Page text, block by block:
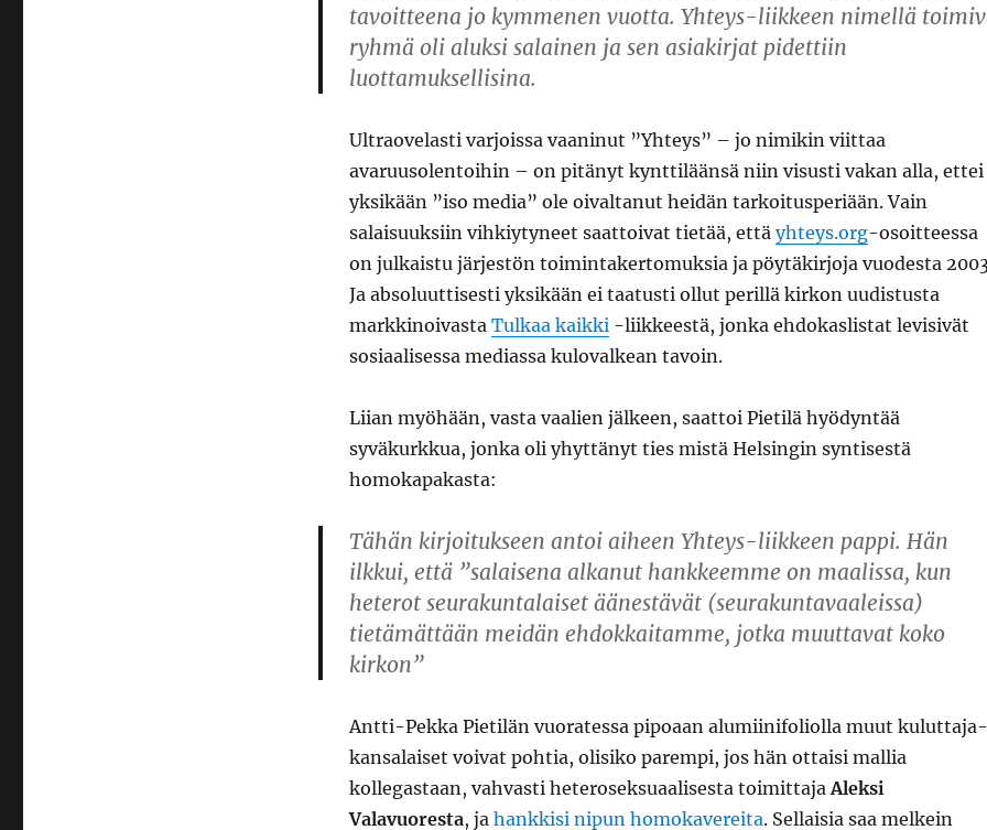
tavoitteena jo kymmenen vuotta. Yhteys-liikkeen nimellä
ryhmä oli aluksi salainen ja sen asiakirjat pidettiin
luottamuksellisina.
Ultraovelasti varjoissa vaaninut ”Yhteys” – jo nimikin viittaa
avaruusolentoihin – on pitänyt kynttiläänsä niin visusti vakan alla, ettei
yksikään ”iso media” ole oivaltanut heidän tarkoitusperiään. Vain
salaisuuksiin vihkiytyneet saattoivat tietää, että yhteys.org-osoitteessa
on julkaistu järjestön toimintakertomuksia ja pöytäkirjoja vuodesta
Ja absoluuttisesti yksikään ei taatusti ollut perillä kirkon uudistusta
markkinoivasta Tulkaa kaikki-liikkeestä, jonka ehdokaslistat levisivät
sosiaalisessa mediassa kulovalkean tavoin.
Liian myöhään, vasta vaalien jälkeen, saattoi Pietilä hyödyntää
syväkurkkua, jonka oli yhyttänyt ties mistä Helsingin syntisestä
homokapakasta:
Tähän kirjoitukseen antoi aiheen Yhteys-liikkeen pappi. Hän
ilkkui, että ”salaisena alkanut hankkeemme on maalissa, kun
heterot seurakuntalaiset äänestävät (seurakuntavaaleissa)
tietämättään meidän ehdokkaitamme, jotka muuttavat koko
kirkon”
Antti-Pekka Pietilän vuoratessa pipoaan alumiinifoliolla muut kuluttaja-
kansalaiset voivat pohtia, olisiko parempi, jos hän ottaisi mallia
kollegastaan, vahvasti heteroseksuaalisesta toimittajaAleksi
Valavuoresta, ja hankkisi nipun homokavereita. Sellaisia saa melkein